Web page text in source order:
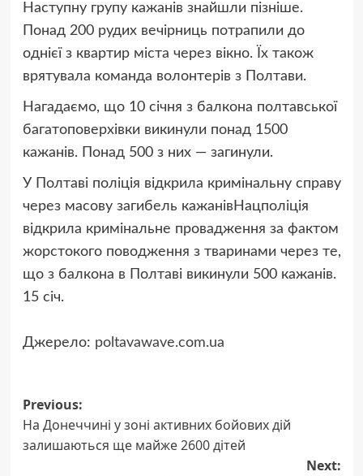
Наступну групу кажанів знайшли пізніше.
Понад 200 рудих вечірниць потрапили до
однієї з квартир міста через вікно. Їх також
врятувала команда волонтерів з Полтави.
Нагадаємо, що 10 січня з балкона полтавської
багатоповерхівки викинули понад 1500
кажанів. Понад 500 з них — загинули.
У Полтаві поліція відкрила кримінальну справу
через масову загибель кажанівНацполіція
відкрила кримінальне провадження за фактом
жорстокого поводження з тваринами через те,
що з балкона в Полтаві викинули 500 кажанів.
15 січ.
Джерело: poltavawave.com.ua
Post
navigation
Previous:
На Донеччині у зоні активних бойових дій
залишаються ще майже 2600 дітей
Next: